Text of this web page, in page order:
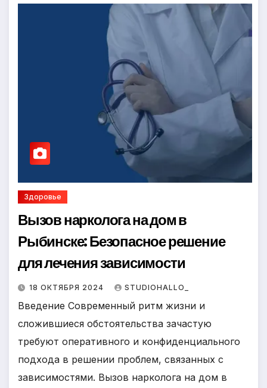
Здоровье
Вызов нарколога на дом в
Рыбинске: Безопасное решение
для лечения зависимости
18 ОКТЯБРЯ 2024 STUDIOHALLO_
Введение Современный ритм жизни и
сложившиеся обстоятельства зачастую
требуют оперативного и конфиденциального
подхода в решении проблем, связанных с
зависимостями. Вызов нарколога на дом в